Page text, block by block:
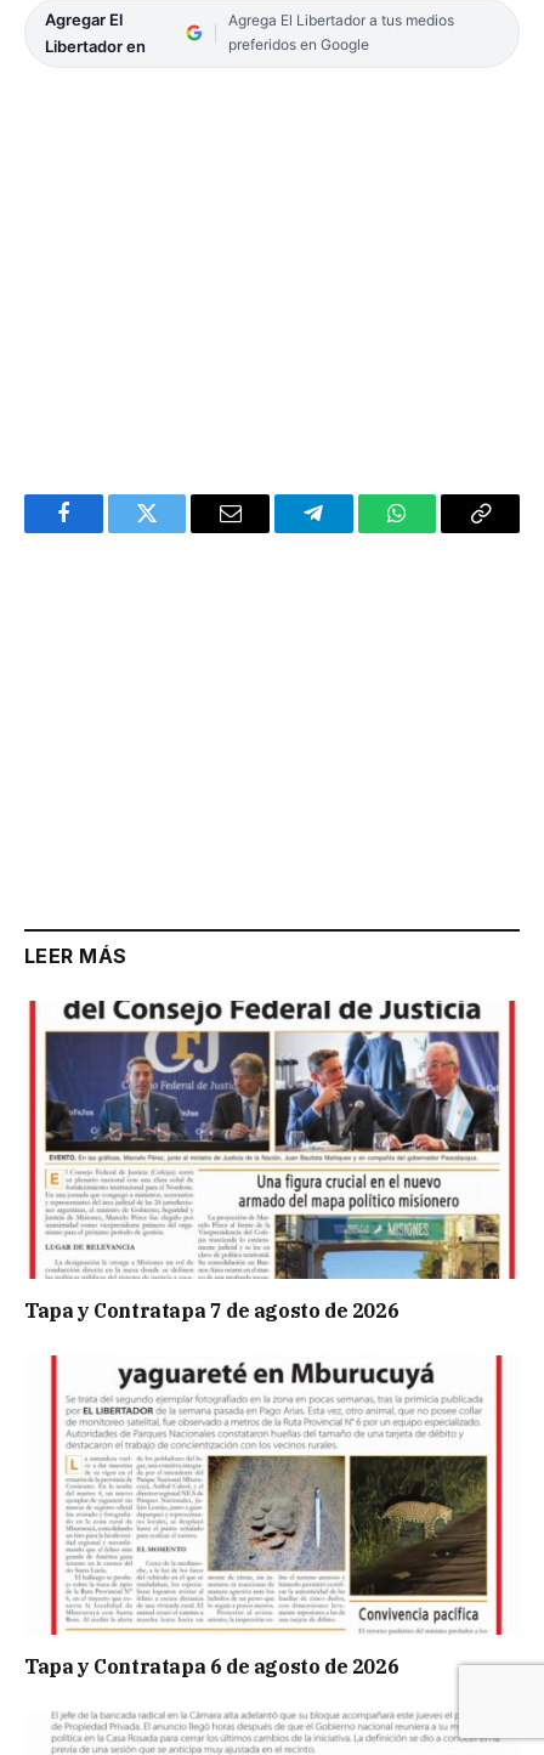
Agregar El
Libertador en
Agrega El Libertador a tus medios
preferidos en Google
FacebookTwitter Email TelegramWhatsAppCopy
LEER MÁS
Tapa y Contratapa 7 de agosto de 2026
Tapa y Contratapa 6 de agosto de 2026